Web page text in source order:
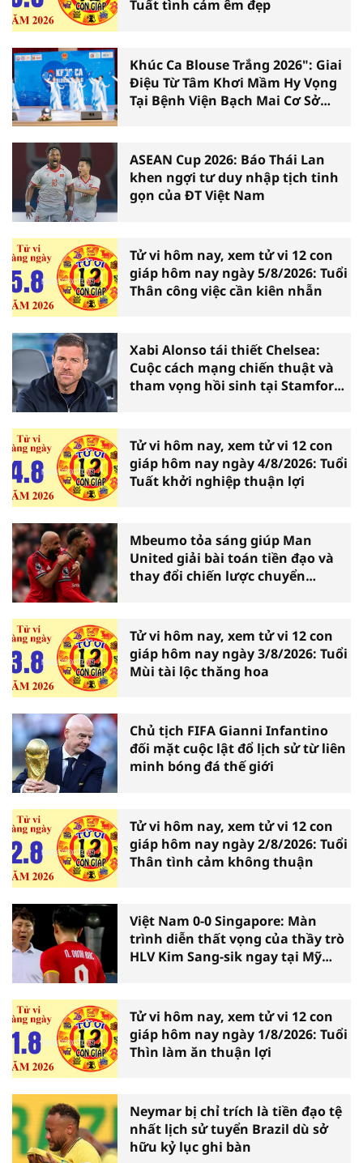
Tuất tình cảm êm đẹp
Khúc Ca Blouse Trắng 2026": Giai
Điệu Từ Tâm Khơi Mầm Hy Vọng
Tại Bệnh Viện Bạch Mai Cơ Sở
ASEAN Cup 2026: Báo Thái Lan
khen ngợi tư duy nhập tịch tinh
gọn của ĐT Việt Nam
Tử vi hôm nay, xem tử vi 12 con
giáp hôm nay ngày 5/8/2026: Tuổi
Thân công việc cần kiên nhẫn
Xabi Alonso tái thiết Chelsea:
Cuộc cách mạng chiến thuật và
tham vọng hồi sinh tại Stamford
Tử vi hôm nay, xem tử vi 12 con
giáp hôm nay ngày 4/8/2026: Tuổi
Tuất khởi nghiệp thuận lợi
Mbeumo tỏa sáng giúp Man
United giải bài toán tiền đạo và
thay đổi chiến lược chuyển
Tử vi hôm nay, xem tử vi 12 con
giáp hôm nay ngày 3/8/2026: Tuổi
Mùi tài lộc thăng hoa
Chủ tịch FIFA Gianni Infantino
đối mặt cuộc lật đổ lịch sử từ liên
minh bóng đá thế giới
Tử vi hôm nay, xem tử vi 12 con
giáp hôm nay ngày 2/8/2026: Tuổi
Thân tình cảm không thuận
Việt Nam 0-0 Singapore: Màn
trình diễn thất vọng của thầy trò
HLV Kim Sang-sik ngay tại Mỹ
Tử vi hôm nay, xem tử vi 12 con
giáp hôm nay ngày 1/8/2026: Tuổi
Thìn làm ăn thuận lợi
Neymar bị chỉ trích là tiền đạo tệ
nhất lịch sử tuyển Brazil dù sở
hữu kỷ lục ghi bàn